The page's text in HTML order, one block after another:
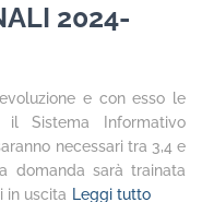
2024-
e con esso le
il Sistema Informativo
necessari tra 3,4 e
domanda sarà trainata
in uscita Leggi tutto